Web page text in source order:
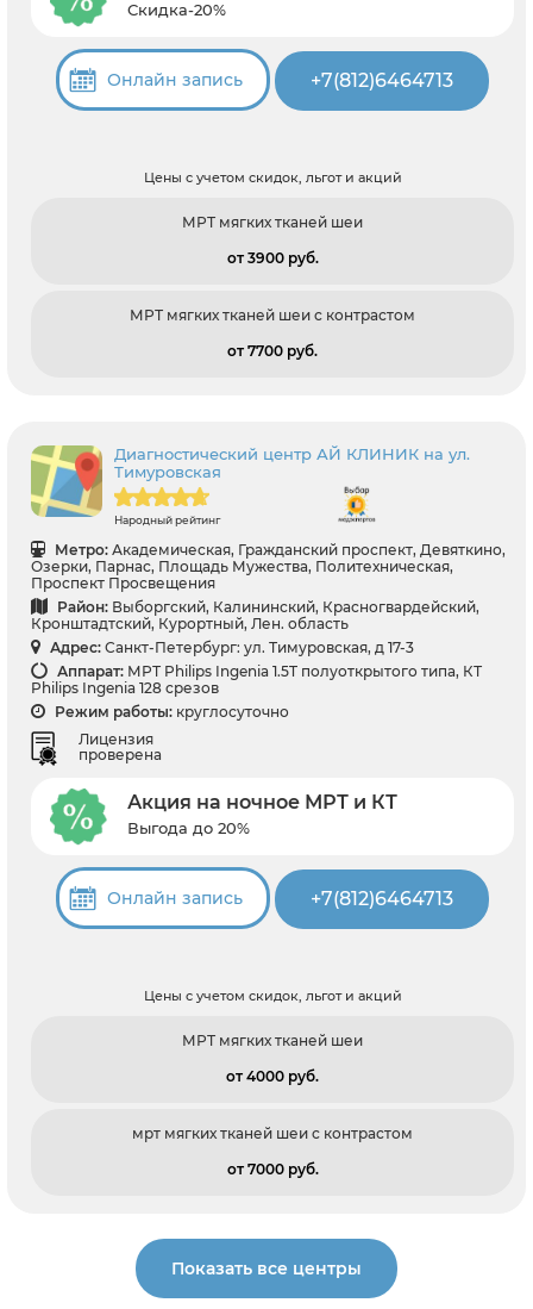
Скидка-20%
Онлайн запись +7(812)6464713
Цены с учетом скидок, льгот и акций
МРТ мягких тканей шеи
от 3900 pуб.
МРТ мягких тканей шеи с контрастом
от 7700 pуб.
Диагностический центр АЙ КЛИНИК на ул.
Тимуровская
Народный рейтинг
Метро: Академическая, Гражданский проспект, Девяткино,
Озерки, Парнас, Площадь Мужества, Политехническая,
Проспект Просвещения
Район: Выборгский, Калининский, Красногвардейский,
Кронштадтский, Курортный, Лен. область
Адрес: Санкт-Петербург: ул. Тимуровская, д 17-3
Аппарат: МРТ Philips Ingenia 1.5T полуоткрытого типа, КТ
Philips Ingenia 128 срезов
Режим работы: круглосуточно
Лицензия
проверена
Акция на ночное МРТ и КТ
Выгода до 20%
Онлайн запись +7(812)6464713
Цены с учетом скидок, льгот и акций
МРТ мягких тканей шеи
от 4000 pуб.
мрт мягких тканей шеи с контрастом
от 7000 pуб.
Показать все центры